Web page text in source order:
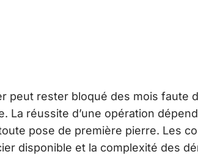
peut rester bloqué des mois faute
La réussite d’une opération
pose de première pierre. Les
disponible et la complexité des